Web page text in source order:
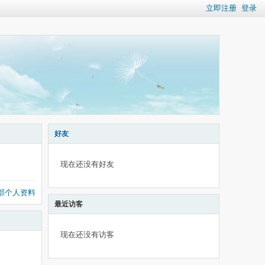
立即注册 登录
个人资料
好友
现在还没有好友
最近访客
现在还没有访客